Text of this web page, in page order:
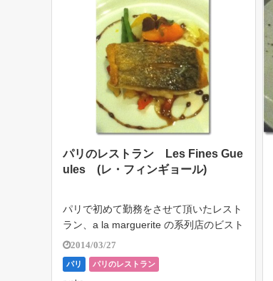
パリのレストラン Les Fines Gue
ules (レ・フィンギョール)
パリで初めて勤務をさせて頂いたレスト
ラン、a la marguerite の系列店のビスト
ロ、“Les Fines Gueules レ・フィンギョ
ール”。 五屋シェフの料理を味わえるお
店で、ランチにもディナーにも勉強に行
2014/03/27
パリ パリのレストラン